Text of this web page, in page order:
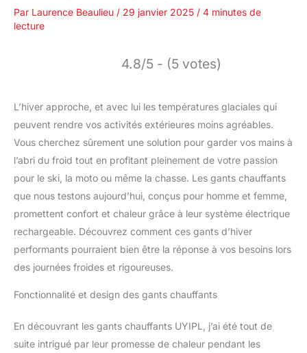
Par Laurence Beaulieu / 29 janvier 2025 / 4 minutes de
lecture
4.8/5 - (5 votes)
L’hiver approche, et avec lui les températures glaciales qui
peuvent rendre vos activités extérieures moins agréables.
Vous cherchez sûrement une solution pour garder vos mains à
l’abri du froid tout en profitant pleinement de votre passion
pour le ski, la moto ou même la chasse. Les gants chauffants
que nous testons aujourd’hui, conçus pour homme et femme,
promettent confort et chaleur grâce à leur système électrique
rechargeable. Découvrez comment ces gants d’hiver
performants pourraient bien être la réponse à vos besoins lors
des journées froides et rigoureuses.
Fonctionnalité et design des gants chauffants
En découvrant les gants chauffants UYIPL, j’ai été tout de
suite intrigué par leur promesse de chaleur pendant les